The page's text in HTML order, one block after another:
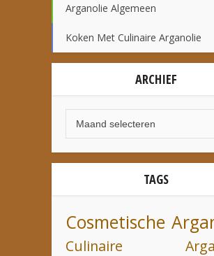
Arganolie Algemeen
Koken Met Culinaire Arganolie
ARCHIEF
TAGS
Cosmetische
Culinaire